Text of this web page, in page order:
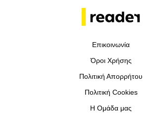
Επικοινωνία
Όροι Χρήσης
Πολιτική Απορρήτου
Πολιτική Cookies
Η Ομάδα μας